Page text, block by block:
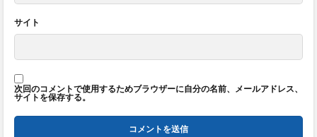
サイト
次回のコメントで使用するためブラウザーに自分の名前、メールアドレス、
サイトを保存する。